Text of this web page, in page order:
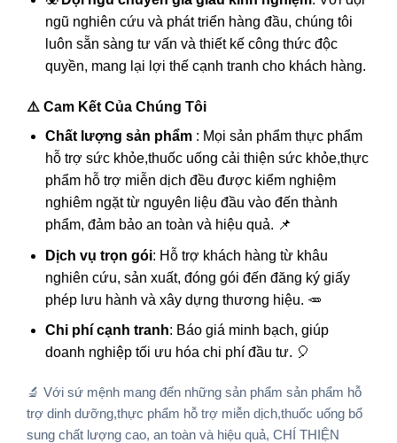
ngũ nghiên cứu và phát triển hàng đầu, chúng tôi
luôn sẵn sàng tư vấn và thiết kế công thức độc
quyền, mang lại lợi thế cạnh tranh cho khách hàng.
⚠️ Cam Kết Của Chúng Tôi
Chất lượng sản phẩm : Mọi sản phẩm thực phẩm
hỗ trợ sức khỏe,thuốc uống cải thiện sức khỏe,thực
phẩm hỗ trợ miễn dịch đều được kiểm nghiệm
nghiêm ngặt từ nguyên liệu đầu vào đến thành
phẩm, đảm bảo an toàn và hiệu quả. 📌
Dịch vụ trọn gói: Hỗ trợ khách hàng từ khâu
nghiên cứu, sản xuất, đóng gói đến đăng ký giấy
phép lưu hành và xây dựng thương hiệu. 🥕
Chi phí cạnh tranh: Báo giá minh bạch, giúp
doanh nghiệp tối ưu hóa chi phí đầu tư. 🎈
🔬 Với sứ mệnh mang đến những sản phẩm sản phẩm hỗ
trợ dinh dưỡng,thực phẩm hỗ trợ miễn dịch,thuốc uống bổ
sung chất lượng cao, an toàn và hiệu quả, CHÍ THIỆN